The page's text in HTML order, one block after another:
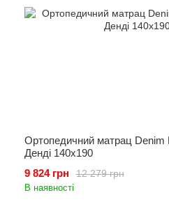
Ортопедичний матрац Denim
Денді 140x190
12 279 грн
9 824 грн
В наявності